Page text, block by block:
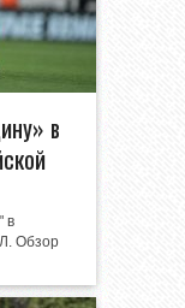
в
в
Обзор